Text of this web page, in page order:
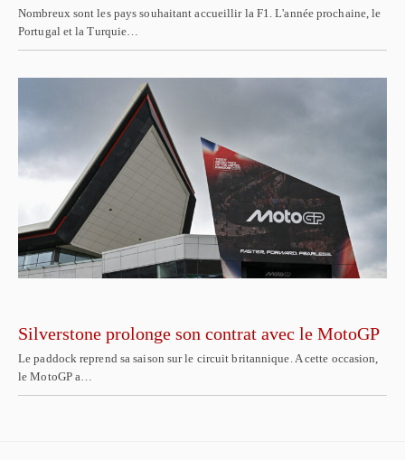
Nombreux sont les pays souhaitant accueillir la F1. L'année prochaine, le
Portugal et la Turquie…
Silverstone prolonge son contrat avec le MotoGP
Le paddock reprend sa saison sur le circuit britannique. A cette occasion,
le MotoGP a…